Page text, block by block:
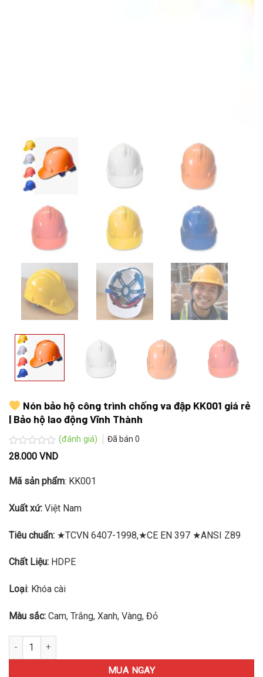
Nón bảo hộ công trình chống va đập KK001 giá rẻ
| Bảo hộ lao động Vĩnh Thành
Được
0.0
(đánh giá) Đã bán 0
28.000 VND
Mã sản phẩm: KK001
Xuất xứ: Việt Nam
Tiêu chuẩn: ★TCVN 6407-1998,★CE EN 397 ★ANSI Z89
Chất Liệu: HDPE
Loại: Khóa cài
Màu sắc: Cam, Trắng, Xanh, Vàng, Đỏ
Nón bảo hộ công trình chống va đập KK001 số lượng
MUA NGAY